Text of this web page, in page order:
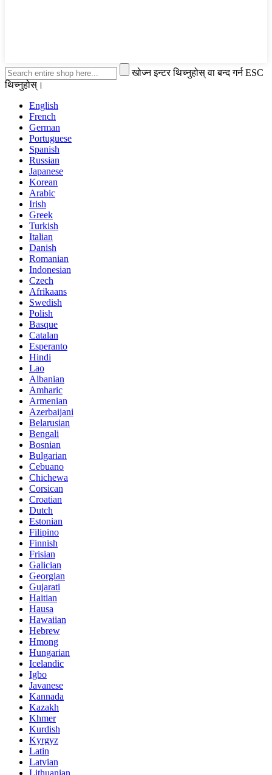
खोज्न इन्टर थिच्नुहोस् वा बन्द गर्न ESC
थिच्नुहोस्।
English
French
German
Portuguese
Spanish
Russian
Japanese
Korean
Arabic
Irish
Greek
Turkish
Italian
Danish
Romanian
Indonesian
Czech
Afrikaans
Swedish
Polish
Basque
Catalan
Esperanto
Hindi
Lao
Albanian
Amharic
Armenian
Azerbaijani
Belarusian
Bengali
Bosnian
Bulgarian
Cebuano
Chichewa
Corsican
Croatian
Dutch
Estonian
Filipino
Finnish
Frisian
Galician
Georgian
Gujarati
Haitian
Hausa
Hawaiian
Hebrew
Hmong
Hungarian
Icelandic
Igbo
Javanese
Kannada
Kazakh
Khmer
Kurdish
Kyrgyz
Latin
Latvian